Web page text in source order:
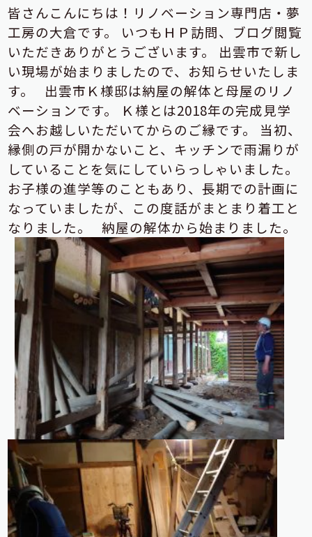
皆さんこんにちは！リノベーション専門店・夢
工房の大倉です。
いつもＨＰ訪問、ブログ閲覧
いただきありがとうございます。
出雲市で新し
い現場が始まりましたので、お知らせいたしま
す。
出雲市Ｋ様邸は納屋の解体と母屋のリノ
ベーションです。
Ｋ様とは2018年の完成見学
会へお越しいただいてからのご縁です。
当初、
縁側の戸が開かないこと、キッチンで雨漏りが
していることを気にしていらっしゃいました。
お子様の進学等のこともあり、長期での計画に
なっていましたが、この度話がまとまり着工と
なりました。
納屋の解体から始まりました。